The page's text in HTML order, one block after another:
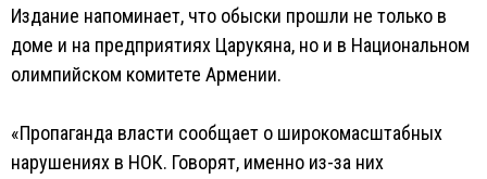
Издание напоминает, что обыски прошли не только в
доме и на предприятиях Царукяна, но и в Национальном
олимпийском комитете Армении.
«Пропаганда власти сообщает о широкомасштабных
нарушениях в НОК. Говорят, именно из-за них